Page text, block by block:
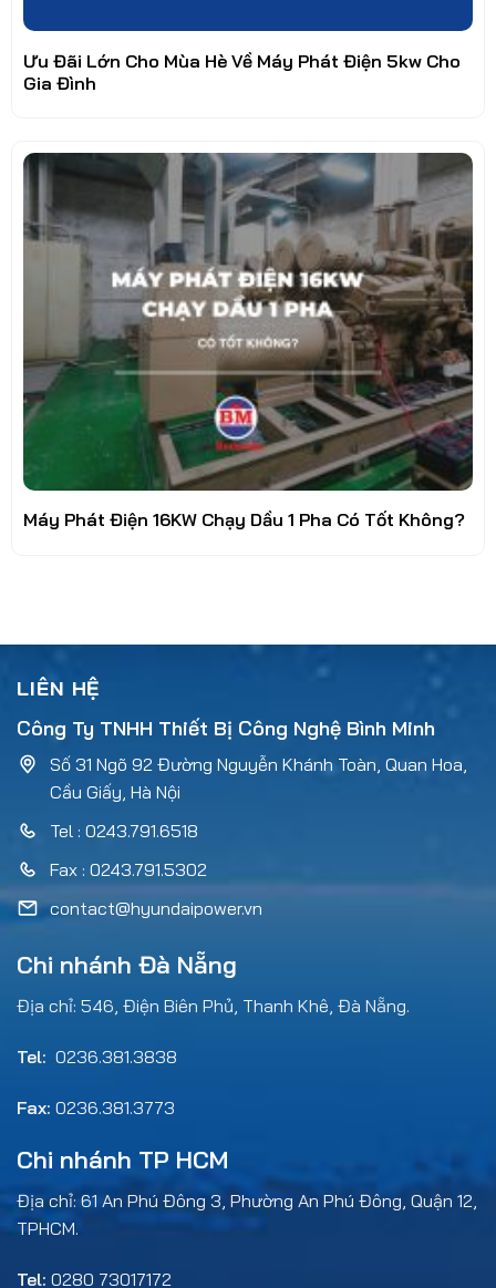
Ưu Đãi Lớn Cho Mùa Hè Về Máy Phát Điện 5kw Cho
Gia Đình
Máy Phát Điện 16KW Chạy Dầu 1 Pha Có Tốt Không?
LIÊN HỆ
Công Ty TNHH Thiết Bị Công Nghệ Bình Minh
Số 31 Ngõ 92 Đường Nguyễn Khánh Toàn, Quan Hoa,
Cầu Giấy, Hà Nội
Tel : 0243.791.6518
Fax : 0243.791.5302
contact@hyundaipower.vn
Chi nhánh Đà Nẵng
Địa chỉ: 546, Điện Biên Phủ, Thanh Khê, Đà Nẵng.
Tel: 0236.381.3838
Fax: 0236.381.3773
Chi nhánh TP HCM
Địa chỉ: 61 An Phú Đông 3, Phường An Phú Đông, Quận 12,
TPHCM.
Tel: 0280 73017172